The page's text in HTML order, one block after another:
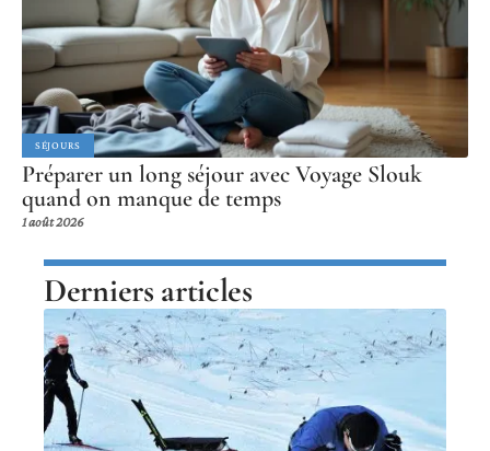
SÉJOURS
Préparer un long séjour avec Voyage Slouk
quand on manque de temps
1 août 2026
Derniers articles